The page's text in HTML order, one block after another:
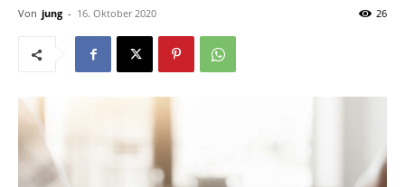
Von jung - 16. Oktober 2020 26